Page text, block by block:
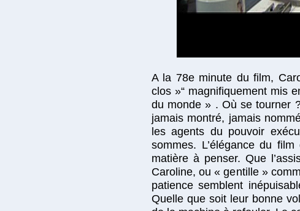
A la 78e minute du film,
clos »“ magnifiquement mis
du monde » . Où se tourner
jamais montré, jamais
les agents du pouvoir
sommes. L’élégance du
matière à penser. Que
Caroline, ou « gentille »
patience semblent
Quelle que soit leur bonne